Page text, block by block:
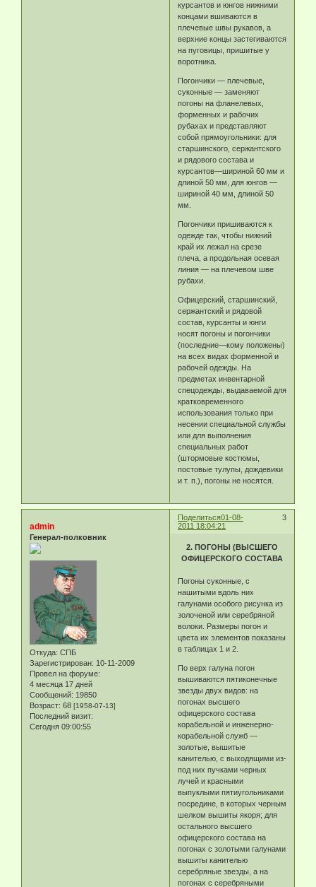
курсантов и юнгов нижними
концами вшиваются в
плечевые швы рукавов, а
верхние концы застегиваются
на пуговицы, пришитые у
воротника.
Погончики — плечевые,
суконные — заменяют
погоны на фланелевых,
форменных и рабочих
рубахах и представляют
собой прямоугольники: для
старшинского, сержантского
и рядового состава и
курсантов—шириной 60 мм и
длиной 50 мм, для юнгов —
шириной 40 мм, длиной 50
мм.
Погончики пришиваются к
одежде так, чтобы нижний
край их лежал на срезе
плеча, а продольная осевая
линия — на плечевом шве
рубахи.
Офицерский, старшинский,
сержантский и рядовой
состав, курсанты и юнги
носят погоны и погончики
(последние—кому положены)
на всех видах форменной и
рабочей одежды. На
предметах инвентарной
спецодежды, выдаваемой для
кратковременного
использования только при
несении специальной службы
или для выполнения
специальных работ
(штормовые костюмы,
постовые тулупы, дождевики
и т. п.), погоны не носятся.
Поделиться 3
01-08-
2011 18:04:21
admin
Генерал-полковник
Откуда: СПБ
Зарегистрирован: 10-11-2009
Провел на форуме:
4 месяца 17 дней
Сообщений: 19850
Возраст: 68 [1958-07-13]
Последний визит:
Сегодня 09:00:55
2. ПОГОНЫ (ВЫСШЕГО
ОФИЦЕРСКОГО СОСТАВА
Погоны суконные, с
нашитыми вдоль них
галунами особого рисунка из
золоченой или серебряной
волоки. Размеры погон и
цвета их элементов показаны
в таблицах 1 и 2.
По верх галуна погон
вышиваются пятиконечные
звезды двух видов: на
погонах высшего
офицерского состава
корабельной и инженерно-
корабельной служб —
золотые, вышитые
канителью, с выходящими из-
под них пучками черных
лучей и красными
выпуклыми пятиугольниками
посредине, в которых черным
шелком вышиты якоря; для
остального высшего
офицерского состава на
погонах с золотыми галунами
вышиты канителью
серебряные звезды, а на
погонах с серебряными